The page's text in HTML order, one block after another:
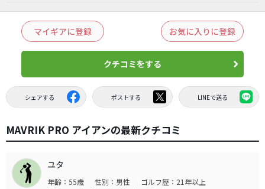
マイギアに登録 お気に入りに登録
クチコミをする
シェアする ポストする LINEで送る
MAVRIK PRO アイアンの最新クチコミ
ユタ
年齢：55歳 性別：男性
ゴルフ歴：21年以上